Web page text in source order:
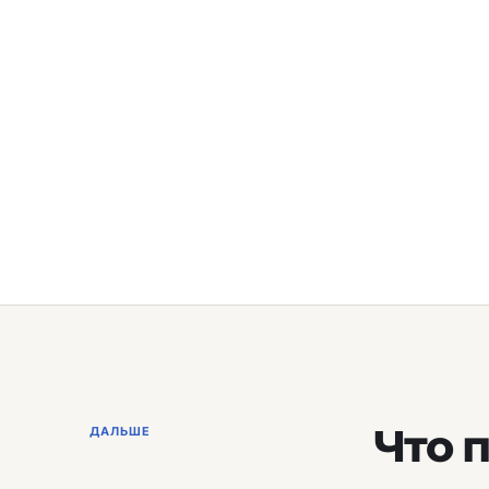
ДАЛЬШЕ Что